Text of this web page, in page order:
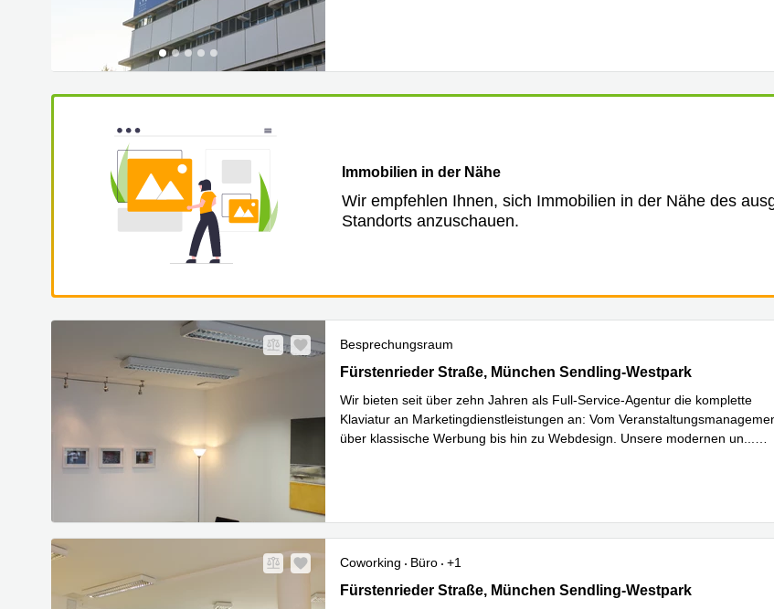
Immobilien in der Nähe
Wir empfehlen Ihnen, sich Immobilien in der Nähe des
Standorts anzuschauen.
Besprechungsraum
Fürstenrieder Straße 279, München Sendling-Westpark
Fürstenrieder Straße, München Sendling-Westpark
Wir bieten seit über zehn Jahren als Full-Service-Agentur die komplette
Klaviatur an Marketingdienstleistungen an: Vom
über klassische Werbung bis hin zu Webdesign. Unsere modernen un
Coworking Büro
+1
Fürstenrieder Straße 279, München Sendling-Westpark
Fürstenrieder Straße, München Sendling-Westpark